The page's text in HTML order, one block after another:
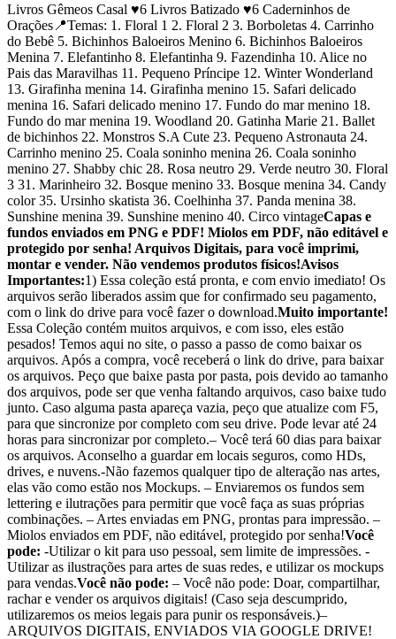
Livros Gêmeos Casal ♥️6 Livros Batizado ♥️6 Caderninhos de
Orações📍Temas: 1. Floral 1 2. Floral 2 3. Borboletas 4. Carrinho
do Bebê 5. Bichinhos Baloeiros Menino 6. Bichinhos Baloeiros
Menina 7. Elefantinho 8. Elefantinha 9. Fazendinha 10. Alice no
Pais das Maravilhas 11. Pequeno Príncipe 12. Winter Wonderland
13. Girafinha menina 14. Girafinha menino 15. Safari delicado
menina 16. Safari delicado menino 17. Fundo do mar menino 18.
Fundo do mar menina 19. Woodland 20. Gatinha Marie 21. Ballet
de bichinhos 22. Monstros S.A Cute 23. Pequeno Astronauta 24.
Carrinho menino 25. Coala soninho menina 26. Coala soninho
menino 27. Shabby chic 28. Rosa neutro 29. Verde neutro 30. Floral
3 31. Marinheiro 32. Bosque menino 33. Bosque menina 34. Candy
color 35. Ursinho skatista 36. Coelhinha 37. Panda menina 38.
Sunshine menina 39. Sunshine menino 40. Circo vintageCapas e
fundos enviados em PNG e PDF! Miolos em PDF, não editável e
protegido por senha! Arquivos Digitais, para você imprimi,
montar e vender. Não vendemos produtos físicos!Avisos
Importantes:1) Essa coleção está pronta, e com envio imediato! Os
arquivos serão liberados assim que for confirmado seu pagamento,
com o link do drive para você fazer o download.Muito importante!
Essa Coleção contém muitos arquivos, e com isso, eles estão
pesados! Temos aqui no site, o passo a passo de como baixar os
arquivos. Após a compra, você receberá o link do drive, para baixar
os arquivos. Peço que baixe pasta por pasta, pois devido ao tamanho
dos arquivos, pode ser que venha faltando arquivos, caso baixe tudo
junto. Caso alguma pasta apareça vazia, peço que atualize com F5,
para que sincronize por completo com seu drive. Pode levar até 24
horas para sincronizar por completo.– Você terá 60 dias para baixar
os arquivos. Aconselho a guardar em locais seguros, como HDs,
drives, e nuvens.-Não fazemos qualquer tipo de alteração nas artes,
elas vão como estão nos Mockups. – Enviaremos os fundos sem
lettering e ilutrações para permitir que você faça as suas próprias
combinações. – Artes enviadas em PNG, prontas para impressão. –
Miolos enviados em PDF, não editável, protegido por senha!Você
pode: -Utilizar o kit para uso pessoal, sem limite de impressões. -
Utilizar as ilustrações para artes de suas redes, e utilizar os mockups
para vendas.Você não pode: – Você não pode: Doar, compartilhar,
rachar e vender os arquivos digitais! (Caso seja descumprido,
utilizaremos os meios legais para punir os responsáveis.)–
ARQUIVOS DIGITAIS, ENVIADOS VIA GOOGLE DRIVE!